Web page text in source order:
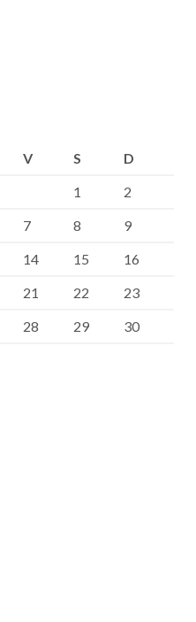
V S
D
1
2
7 8
9
14 15
16
21 22
23
28 29
30